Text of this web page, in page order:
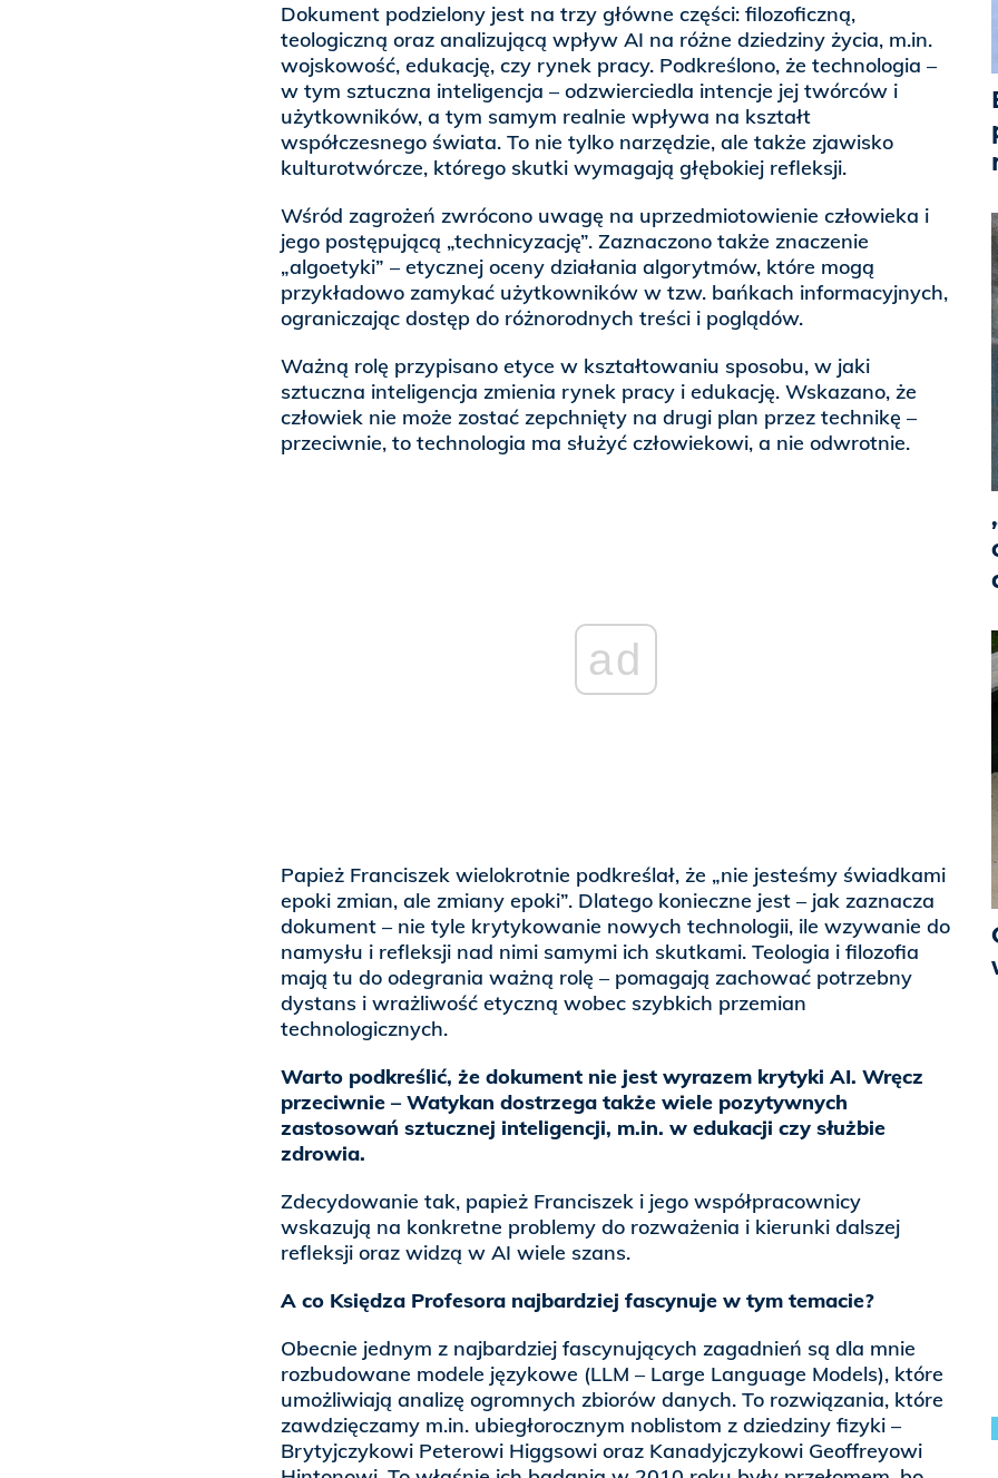
Dokument podzielony jest na trzy główne części: filozoficzną,
teologiczną oraz analizującą wpływ AI na różne dziedziny życia, m.in.
wojskowość, edukację, czy rynek pracy. Podkreślono, że technologia –
w tym sztuczna inteligencja – odzwierciedla intencje jej twórców i
użytkowników, a tym samym realnie wpływa na kształt
współczesnego świata. To nie tylko narzędzie, ale także zjawisko
kulturotwórcze, którego skutki wymagają głębokiej refleksji.
Wśród zagrożeń zwrócono uwagę na uprzedmiotowienie człowieka i
jego postępującą „technicyzację”. Zaznaczono także znaczenie
„algoetyki” – etycznej oceny działania algorytmów, które mogą
przykładowo zamykać użytkowników w tzw. bańkach informacyjnych,
ograniczając dostęp do różnorodnych treści i poglądów.
Ważną rolę przypisano etyce w kształtowaniu sposobu, w jaki
sztuczna inteligencja zmienia rynek pracy i edukację. Wskazano, że
człowiek nie może zostać zepchnięty na drugi plan przez technikę –
przeciwnie, to technologia ma służyć człowiekowi, a nie odwrotnie.
ad
Papież Franciszek wielokrotnie podkreślał, że „nie jesteśmy świadkami
epoki zmian, ale zmiany epoki”. Dlatego konieczne jest – jak zaznacza
dokument – nie tyle krytykowanie nowych technologii, ile wzywanie do
namysłu i refleksji nad nimi samymi ich skutkami. Teologia i filozofia
mają tu do odegrania ważną rolę – pomagają zachować potrzebny
dystans i wrażliwość etyczną wobec szybkich przemian
technologicznych.
Warto podkreślić, że dokument nie jest wyrazem krytyki AI. Wręcz
przeciwnie – Watykan dostrzega także wiele pozytywnych
zastosowań sztucznej inteligencji, m.in. w edukacji czy służbie
zdrowia.
Zdecydowanie tak, papież Franciszek i jego współpracownicy
wskazują na konkretne problemy do rozważenia i kierunki dalszej
refleksji oraz widzą w AI wiele szans.
A co Księdza Profesora najbardziej fascynuje w tym temacie?
Obecnie jednym z najbardziej fascynujących zagadnień są dla mnie
rozbudowane modele językowe (LLM – Large Language Models), które
umożliwiają analizę ogromnych zbiorów danych. To rozwiązania, które
zawdzięczamy m.in. ubiegłorocznym noblistom z dziedziny fizyki –
Brytyjczykowi Peterowi Higgsowi oraz Kanadyjczykowi Geoffreyowi